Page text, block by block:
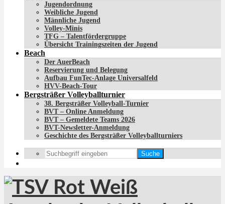
Jugendordnung
Weibliche Jugend
Männliche Jugend
Volley-Minis
TFG – Talentfördergruppe
Übersicht Trainingszeiten der Jugend
Beach
Der AuerBeach
Reservierung und Belegung
Aufbau FunTec-Anlage Universalfeld
HVV-Beach-Tour
Bergsträßer Volleyballturnier
38. Bergsträßer Volleyball-Turnier
BVT – Online Anmeldung
BVT – Gemeldete Teams 2026
BVT-Newsletter-Anmeldung
Geschichte des Bergsträßer Volleyballturniers
Suche